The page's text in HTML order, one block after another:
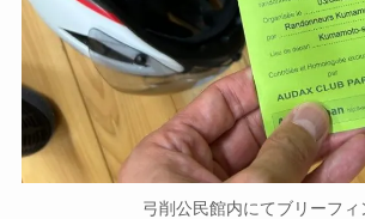
弓削公民館内にてブリーフィ